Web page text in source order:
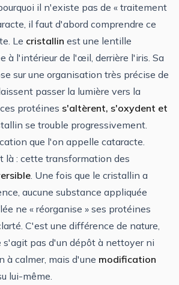
il n'existe pas de « traitement
il faut d'abord comprendre ce
Le cristallin est une lentille
à l'intérieur de l'œil, derrière l'iris. Sa
sur une organisation très précise de
passer la lumière vers la
protéines s'altèrent, s'oxydent et
se trouble progressivement.
que l'on appelle cataracte.
là : cette transformation des
. Une fois que le cristallin a
aucune substance appliquée
ne « réorganise » ses protéines
C'est une différence de nature,
s'agit pas d'un dépôt à nettoyer ni
à calmer, mais d'une modification
lui-même.